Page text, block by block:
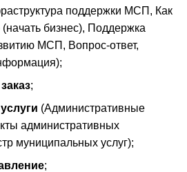
поддержки МСП, Как
бизнес), Поддержка
МСП, Вопрос-ответ,
;
(Административные
административных
муниципальных услуг);
;